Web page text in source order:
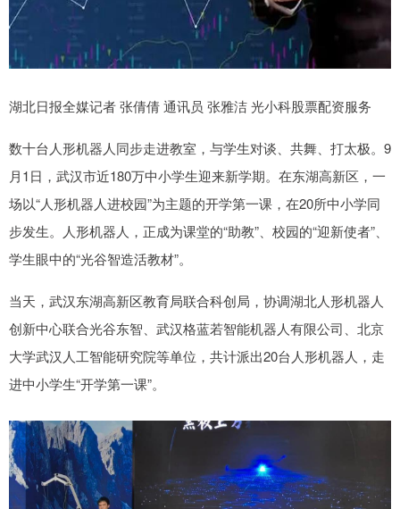
湖北日报全媒记者 张倩倩 通讯员 张雅洁 光小科股票配资服务
数十台人形机器人同步走进教室，与学生对谈、共舞、打太极。9
月1日，武汉市近180万中小学生迎来新学期。在东湖高新区，一
场以“人形机器人进校园”为主题的开学第一课，在20所中小学同
步发生。人形机器人，正成为课堂的“助教”、校园的“迎新使者”、
学生眼中的“光谷智造活教材”。
当天，武汉东湖高新区教育局联合科创局，协调湖北人形机器人
创新中心联合光谷东智、武汉格蓝若智能机器人有限公司、北京
大学武汉人工智能研究院等单位，共计派出20台人形机器人，走
进中小学生“开学第一课”。